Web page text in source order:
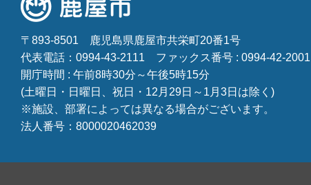
〒893-8501
鹿児島県鹿屋市共栄町20番1号
代表電話：0994-43-2111
ファックス番号 : 0994-42-2001
開庁時間 : 午前8時30分～午後5時15分
(土曜日・日曜日、祝日・12月29日～1月3日は除く)
※施設、部署によっては異なる場合がございます。
法人番号：8000020462039